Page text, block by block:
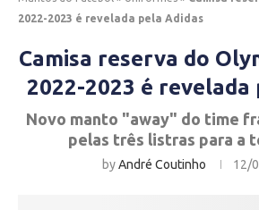
2022-2023 é revelada pela Adidas
Camisa reserva do
2022-2023 é revelada
Novo manto "away" do time
pelas três listras para a
byAndré Coutinho 12/